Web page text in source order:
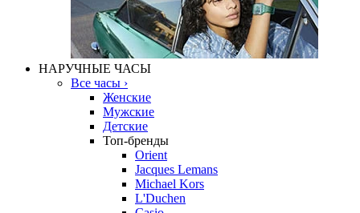
НАРУЧНЫЕ ЧАСЫ
Все часы ›
Женские
Мужские
Детские
Топ-бренды
Orient
Jacques Lemans
Michael Kors
L'Duchen